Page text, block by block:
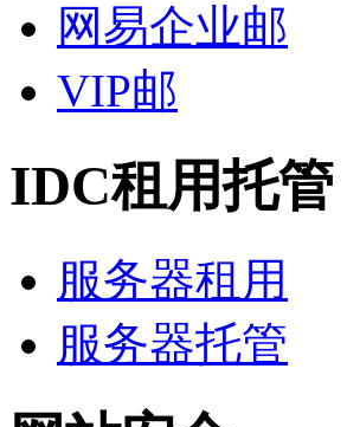
网易企业邮
VIP邮
IDC租用托管
服务器租用
服务器托管